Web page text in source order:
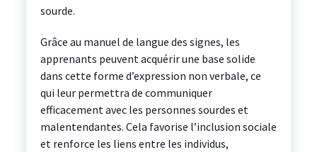
sourde.
Grâce au manuel de langue des signes, les
apprenants peuvent acquérir une base solide
dans cette forme d’expression non verbale, ce
qui leur permettra de communiquer
efficacement avec les personnes sourdes et
malentendantes. Cela favorise l’inclusion sociale
et renforce les liens entre les individus,